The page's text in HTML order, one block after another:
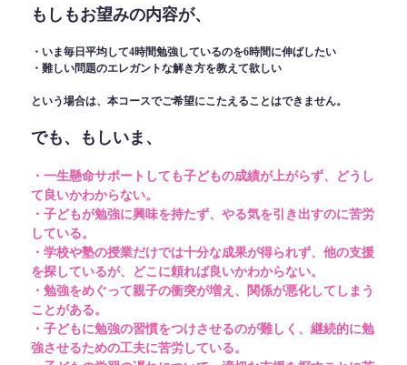
もしもお望みの内容が、
・いま毎日平均して4時間勉強しているのを6時間に伸ばしたい
・難しい問題のエレガントな解き方を教えて欲しい
という場合は、本コースでご希望にこたえることはできません。
でも、もしいま、
・一生懸命サポートしても子どもの成績が上がらず、どうし
て良いかわからない。
・子どもが勉強に興味を持たず、やる気を引き出すのに苦労
している。
・学校や塾の授業だけでは十分な成果が得られず、他の支援
を探しているが、どこに頼れば良いかわからない。
・勉強をめぐって親子の衝突が増え、関係が悪化してしまう
ことがある。
・子どもに勉強の習慣をつけさせるのが難しく、継続的に勉
強させるための工夫に苦労している。